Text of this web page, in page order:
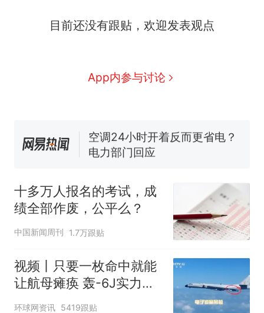
目前还没有跟贴，欢迎发表观点
App内参与讨论
全部作废，公平么？
国大使骑行绕了几乎整个国境
线一圈，还曾两次到中国寻根
搬家报价570元，搬到楼下交
5060元才肯搬上楼！女子傻眼
空调24小时开着反而更省电？
电力部门回应
试前13名均遭淘汰？教育局：
已叫停招聘，成立调查组全面
核查
热
十多万人报名的考试，成绩
全部作废，公平么？
十多万人报名的考试，成
绩全部作废，公平么？
中国新闻周刊 1.7万跟贴
视频丨只要一枚命中就能
让航母瘫痪 轰-6J实力有
多强？
环球网资讯 5419跟贴